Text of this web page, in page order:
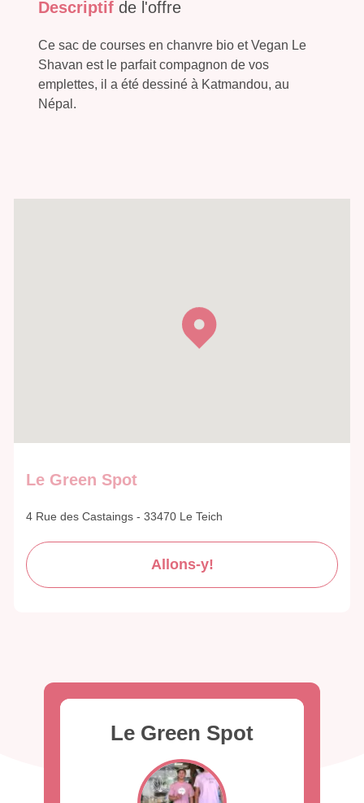
Descriptif de l'offre
Ce sac de courses en chanvre bio et Vegan Le
Shavan est le parfait compagnon de vos
emplettes, il a été dessiné à Katmandou, au
Népal.
Le Green Spot
4 Rue des Castaings - 33470 Le Teich
Allons-y!
Le Green Spot